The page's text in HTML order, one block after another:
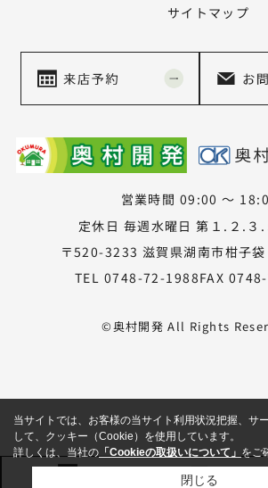
サイトマップ
営業時間 09:00 ～
定休日 毎週水曜日 第１.２.３.
〒520-3233 滋賀県湖南市柑子袋
TEL 0748-72-1988FAX
©奥村開発 All Rights
当サイトでは、お客様の当サイト利用状況把握、サ
して、クッキー（Cookie）を使用しています。
詳しくは、当社の 「Cookieの取扱いについて」 をご
閉じる